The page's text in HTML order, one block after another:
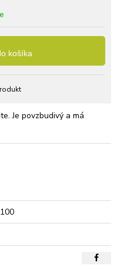
košíka
Je povzbudivý a má